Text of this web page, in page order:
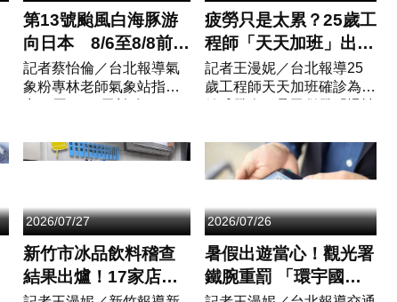
第13號颱風白海豚游
向日本 8/6至8/8前後
安排往日本民眾要注
意
記者蔡怡倫／台北報導氣
象粉專林老師氣象站指
颱風—白海豚，從最新衛
星動態影像顯示，白海豚
疲勞只是太累？25歲工
程師「天天加班」出現
3症狀不理 一查...竟
已腎衰竭第3期
記者王漫妮／台北報導25
歲工程師天天加班確診為腎
族長期感到疲勞，總以為只
是單純熬夜或工作壓力大造
成。...
2026/07/27
新竹市冰品飲料稽查
結果出爐！17家店抽
2026/07/26
暑假出遊當心！觀光署
鐵腕重罰 「環宇國